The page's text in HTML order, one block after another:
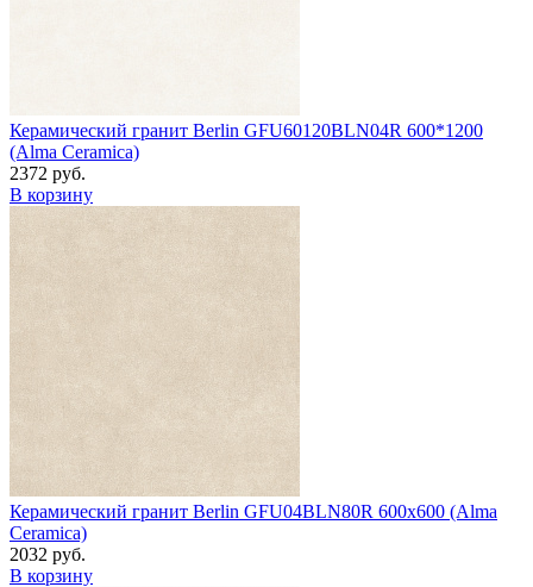
Керамический гранит Berlin GFU60120BLN04R 600*1200
(Alma Ceramica)
2372 руб.
В корзину
Керамический гранит Berlin GFU04BLN80R 600x600 (Alma
Ceramica)
2032 руб.
В корзину